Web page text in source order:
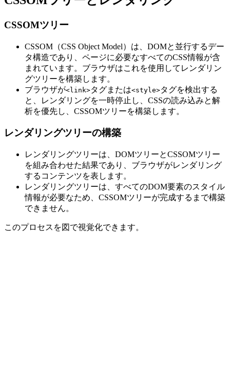
CSSOMツリー
CSSOM（CSS Object Model）は、DOMと並行するデー
タ構造であり、ページに必要なすべてのCSS情報が含
まれています。ブラウザはこれを使用してレンダリン
グツリーを構築します。
ブラウザが<link>タグまたは<style>タグを検出する
と、レンダリングを一時停止し、CSSの読み込みと解
析を優先し、CSSOMツリーを構築します。
レンダリングツリーの構築
レンダリングツリーは、DOMツリーとCSSOMツリー
を組み合わせた結果であり、ブラウザがレンダリング
するコンテンツを表します。
レンダリングツリーは、すべてのDOM要素のスタイル
情報が必要なため、CSSOMツリーが完成するまで構築
できません。
このプロセスを図で視覚化できます。